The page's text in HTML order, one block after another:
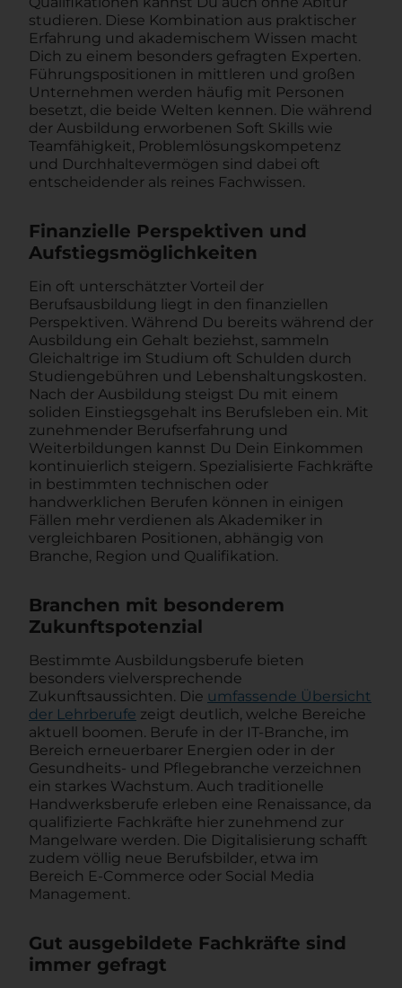
studieren. Diese Kombination aus praktischer
Erfahrung und akademischem Wissen macht
Dich zu einem besonders gefragten Experten.
Führungspositionen in mittleren und großen
Unternehmen werden häufig mit Personen
besetzt, die beide Welten kennen. Die während
der Ausbildung erworbenen Soft Skills wie
Teamfähigkeit, Problemlösungskompetenz
und Durchhaltevermögen sind dabei oft
entscheidender als reines Fachwissen.
Finanzielle Perspektiven und
Aufstiegsmöglichkeiten
Ein oft unterschätzter Vorteil der
Berufsausbildung liegt in den finanziellen
Perspektiven. Während Du bereits während der
Ausbildung ein Gehalt beziehst, sammeln
Gleichaltrige im Studium oft Schulden durch
Studiengebühren und Lebenshaltungskosten.
Nach der Ausbildung steigst Du mit einem
soliden Einstiegsgehalt ins Berufsleben ein. Mit
zunehmender Berufserfahrung und
Weiterbildungen kannst Du Dein Einkommen
kontinuierlich steigern. Spezialisierte Fachkräfte
in bestimmten technischen oder
handwerklichen Berufen können in einigen
Fällen mehr verdienen als Akademiker in
vergleichbaren Positionen, abhängig von
Branche, Region und Qualifikation.
Branchen mit besonderem
Zukunftspotenzial
Bestimmte Ausbildungsberufe bieten
besonders vielversprechende
Zukunftsaussichten. Die umfassende Übersicht
der Lehrberufe zeigt deutlich, welche Bereiche
aktuell boomen. Berufe in der IT-Branche, im
Bereich erneuerbarer Energien oder in der
Gesundheits- und Pflegebranche verzeichnen
ein starkes Wachstum. Auch traditionelle
Handwerksberufe erleben eine Renaissance, da
qualifizierte Fachkräfte hier zunehmend zur
Mangelware werden. Die Digitalisierung schafft
zudem völlig neue Berufsbilder, etwa im
Bereich E-Commerce oder Social Media
Management.
Gut ausgebildete Fachkräfte sind
immer gefragt